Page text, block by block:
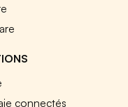
connectés